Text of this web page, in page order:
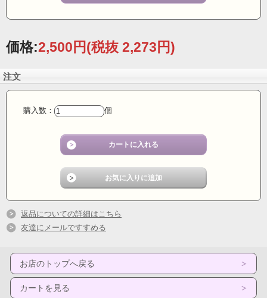
価格:2,500円(税抜 2,273円)
注文
購入数： 個
返品についての詳細はこちら
友達にメールですすめる
お店のトップへ戻る
カートを見る